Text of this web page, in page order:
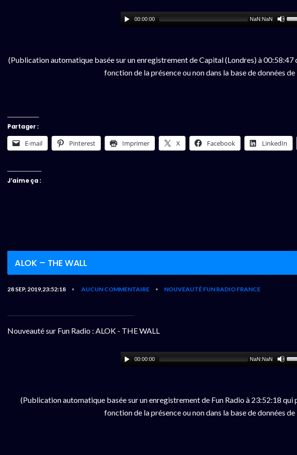
00:00:00 NaN:NaN
(Publication automatique basée sur un enregistrement de Capital (Londres) à
fonction de la présence ou non dans la base de données
Partager :
E-mail Pinterest Imprimer X Facebook LinkedIn
J’aime ça :
ALOK – THE WALL
28 SEP, 2019,23:52:18 • AUCUN COMMENTAIRE • NOUVEAUTÉ FUN RADIO FRANCE
Nouveauté sur Fun Radio : ALOK - THE WALL
00:00:00 NaN:NaN
(Publication automatique basée sur un enregistrement de Fun Radio à 23:52:18
fonction de la présence ou non dans la base de données